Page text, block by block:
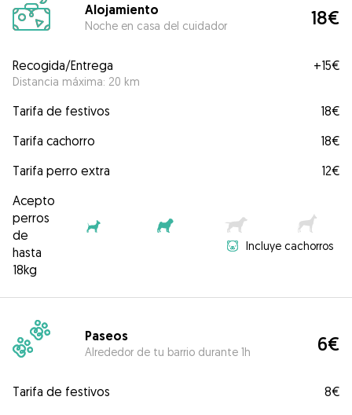
Alojamiento
Noche en casa del cuidador 18€
Recogida/Entrega
Distancia máxima: 20 km
+15€
Tarifa de festivos
18€
Tarifa cachorro
18€
Tarifa perro extra
12€
Acepto
perros
de
hasta
18kg
Incluye cachorros
Paseos
Alrededor de tu barrio durante 1h 6€
Tarifa de festivos
8€